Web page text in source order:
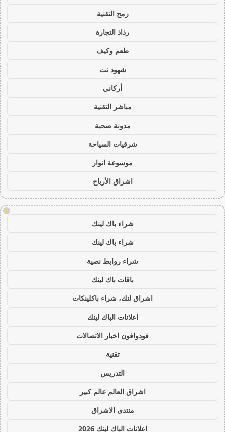
رمح التقنية
رذاذ التجارة
طعم وكيف
شهود نت
أركاني
مباشر التقنية
مدونة صحبة
شرقيات السياحة
موسوعة انوار
اشراق الأرباح
!
شراء باك لينك
شراء باك لينك
شراء روابط نصية
باقات باك لينك
اشراق لنك، شراء باكلينكات
اعلانات الباك لينك
فودوافون اخبار الاتصالات
تقنية
التدريس
اشراق العالم عالم كبير
منتدى الاشراق
اعلانات الباك لينك 2026